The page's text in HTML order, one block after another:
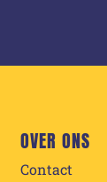
OVER ONS
Contact